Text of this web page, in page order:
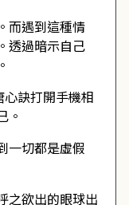
而遇到這種情
透過暗示自己
訣打開手機相
。
一切都是虛假
之欲出的眼球出